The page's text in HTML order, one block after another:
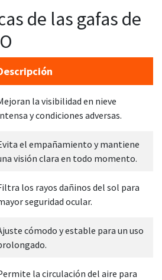
de las gafas de
la visibilidad en nieve
y condiciones adversas.
el empañamiento y mantiene
visión clara en todo momento.
los rayos dañinos del sol para
seguridad ocular.
cómodo y estable para un uso
la circulación del aire para